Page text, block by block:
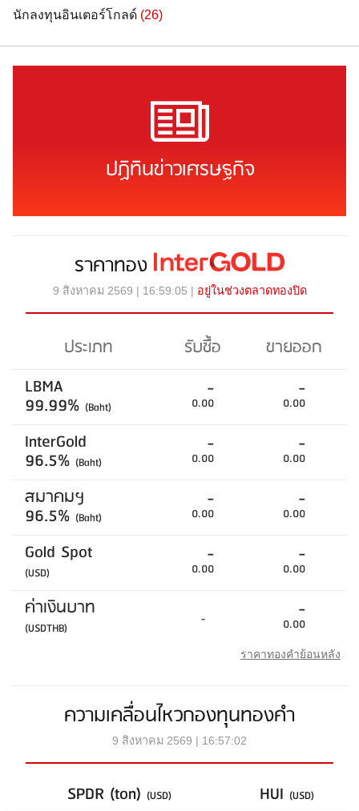
นักลงทุนอินเตอร์โกลด์ (26)
ปฏิทินข่าวเศรษฐกิจ
ราคาทอง
9 สิงหาคม 2569 | 16:59:05 | อยู่ในช่วงตลาดทองปิด
ประเภท รับซื้อ
ขายออก
LBMA
99.99% (Baht)
-
0.00
-
0.00
InterGold
96.5% (Baht)
-
0.00
-
0.00
สมาคมฯ
96.5% (Baht)
-
0.00
-
0.00
Gold Spot
(USD)
-
0.00
-
0.00
ค่าเงินบาท
(USDTHB) - -
0.00
ราคาทองคำย้อนหลัง
ความเคลื่อนไหวกองทุนทองคำ
9 สิงหาคม 2569 | 16:57:02
SPDR (ton) (USD) HUI (USD)